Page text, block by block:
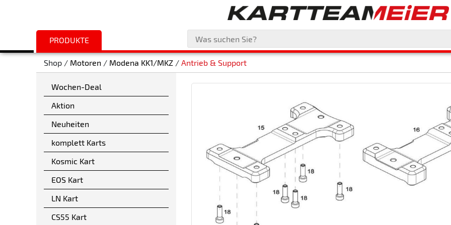
PRODUKTE
Shop / Motoren / Modena KK1/MKZ / Antrieb & Support
Wochen-Deal
Aktion
Neuheiten
komplett Karts
Kosmic Kart
EOS Kart
LN Kart
CS55 Kart